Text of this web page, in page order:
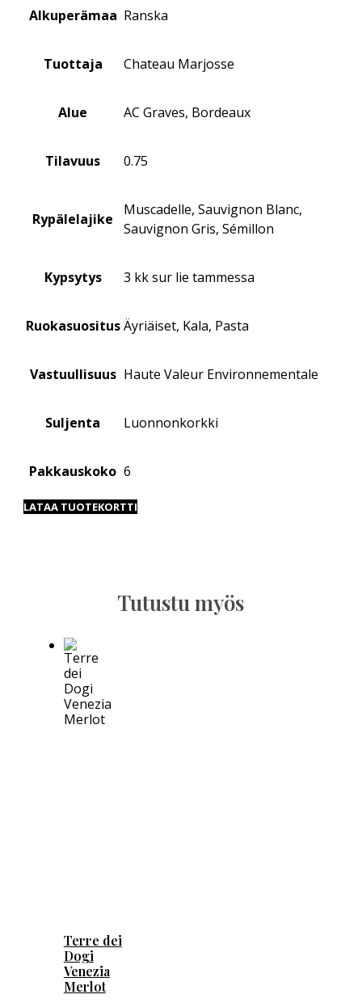
Alkuperämaa Ranska
Tuottaja Chateau Marjosse
Alue AC Graves, Bordeaux
Tilavuus 0.75
Rypälelajike
Muscadelle, Sauvignon Blanc,
Sauvignon Gris, Sémillon
Kypsytys 3 kk sur lie tammessa
RuokasuositusÄyriäiset, Kala, Pasta
Vastuullisuus Haute Valeur Environnementale
Suljenta Luonnonkorkki
Pakkauskoko 6
LATAA TUOTEKORTTI
Tutustu myös
Terre dei
Dogi
Venezia
Merlot